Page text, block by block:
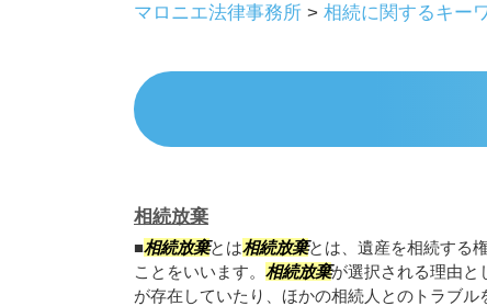
マロニエ法律事務所 > 相続に関するキー
相続放棄
■相続放棄とは相続放棄とは、遺産を相続する
ことをいいます。 相続放棄が選択される理由と
が存在していたり、ほかの相続人とのトラブル